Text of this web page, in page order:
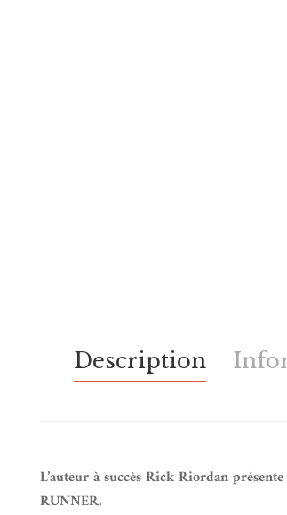
Description
L’auteur à succès Rick Riordan
RUNNER.